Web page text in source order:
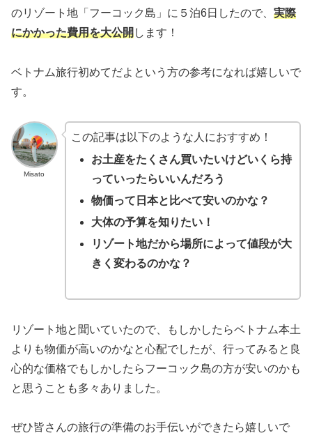
のリゾート地「フーコック島」に５泊6日したので、 実際
にかかった費用を大公開します！
ベトナム旅行初めてだよという方の参考になれば嬉しいで
す。
Misato
この記事は以下のような人におすすめ！
お土産をたくさん買いたいけどいくら持
っていったらいいんだろう
物価って日本と比べて安いのかな？
大体の予算を知りたい！
リゾート地だから場所によって値段が大
きく変わるのかな？
リゾート地と聞いていたので、もしかしたらベトナム本土
よりも物価が高いのかなと心配でしたが、行ってみると良
心的な価格でもしかしたらフーコック島の方が安いのかも
と思うことも多々ありました。
ぜひ皆さんの旅行の準備のお手伝いができたら嬉しいで